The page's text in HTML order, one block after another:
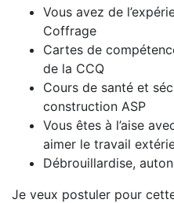
Vous avez de
Coffrage
Cartes de
de la CCQ
Cours de santé et
construction ASP
Vous êtes à l’aise
aimer le travail
Débrouillardise,
Je veux postuler pour